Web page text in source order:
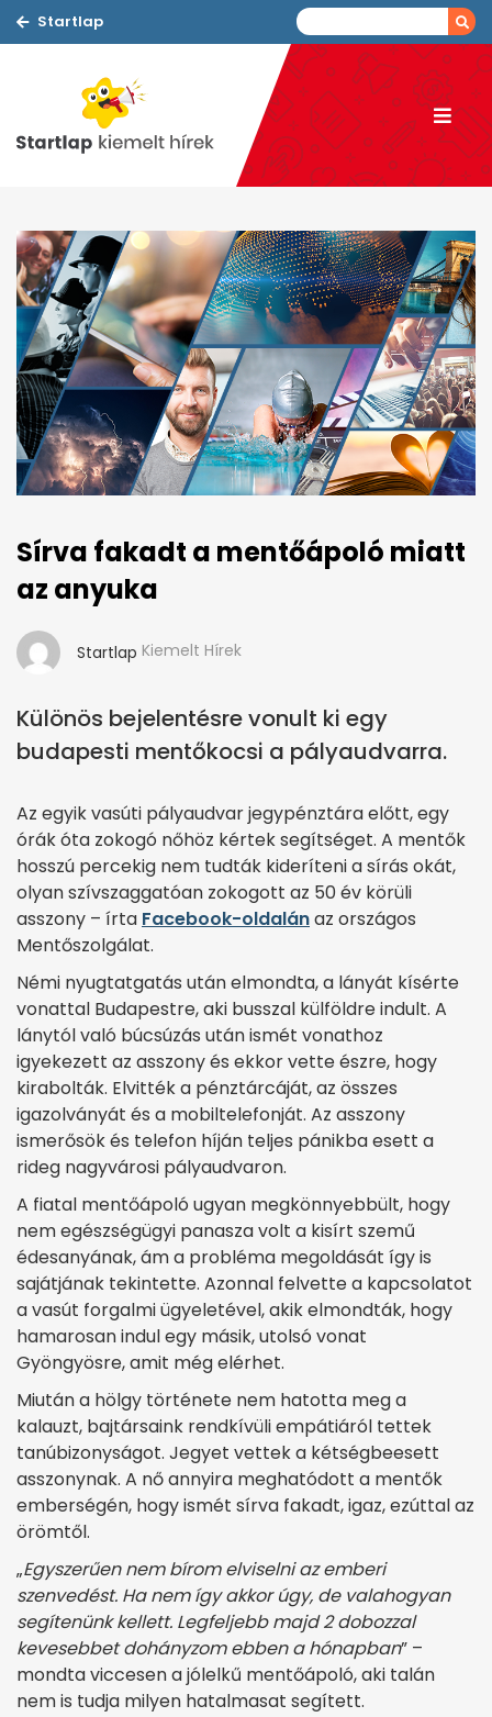
Startlap
Sírva fakadt a mentőápoló miatt
az anyuka
Startlap Kiemelt Hírek
Különös bejelentésre vonult ki egy
budapesti mentőkocsi a pályaudvarra.
Az egyik vasúti pályaudvar jegypénztára előtt, egy
órák óta zokogó nőhöz kértek segítséget. A mentők
hosszú percekig nem tudták kideríteni a sírás okát,
olyan szívszaggatóan zokogott az 50 év körüli
asszony – írta Facebook-oldalánaz országos
Mentőszolgálat.
Némi nyugtatgatás után elmondta, a lányát kísérte
vonattal Budapestre, aki busszal külföldre indult. A
lánytól való búcsúzás után ismét vonathoz
igyekezett az asszony és ekkor vette észre, hogy
kirabolták. Elvitték a pénztárcáját, az összes
igazolványát és a mobiltelefonját. Az asszony
ismerősök és telefon híján teljes pánikba esett a
rideg nagyvárosi pályaudvaron.
A fiatal mentőápoló ugyan megkönnyebbült, hogy
nem egészségügyi panasza volt a kisírt szemű
édesanyának, ám a probléma megoldását így is
sajátjának tekintette. Azonnal felvette a kapcsolatot
a vasút forgalmi ügyeletével, akik elmondták, hogy
hamarosan indul egy másik, utolsó vonat
Gyöngyösre, amit még elérhet.
Miután a hölgy története nem hatotta meg a
kalauzt, bajtársaink rendkívüli empátiáról tettek
tanúbizonyságot. Jegyet vettek a kétségbeesett
asszonynak. A nő annyira meghatódott a mentők
emberségén, hogy ismét sírva fakadt, igaz, ezúttal az
örömtől.
„Egyszerűen nem bírom elviselni az emberi
szenvedést. Ha nem így akkor úgy, de valahogyan
segítenünk kellett. Legfeljebb majd 2 dobozzal
kevesebbet dohányzom ebben a hónapban” –
mondta viccesen a jólelkű mentőápoló, aki talán
nem is tudja milyen hatalmasat segített.